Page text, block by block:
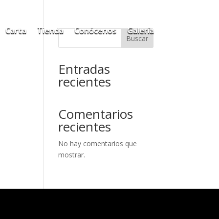
Carta Tienda Conócenos Galería
Buscar
Entradas
recientes
Comentarios
recientes
No hay comentarios que
mostrar.